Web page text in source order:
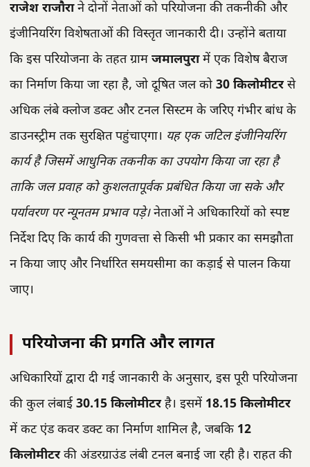
राजेश राजौराने दोनों नेताओं को परियोजना की तकनीकी और
इंजीनियरिंग विशेषताओं की विस्तृत जानकारी दी। उन्होंने बताया
कि इस परियोजना के तहत ग्राम जमालपुरामें एक विशेष बैराज
का निर्माण किया जा रहा है, जो दूषित जल को 30 किलोमीटरसे
अधिक लंबे क्लोज डक्ट और टनल सिस्टम के जरिए गंभीर बांध के
डाउनस्ट्रीम तक सुरक्षित पहुंचाएगा। यह एक जटिल इंजीनियरिंग
कार्य है जिसमें आधुनिक तकनीक का उपयोग किया जा रहा है
ताकि जल प्रवाह को कुशलतापूर्वक प्रबंधित किया जा सके और
पर्यावरण पर न्यूनतम प्रभाव पड़े।नेताओं ने अधिकारियों को स्पष्ट
निर्देश दिए कि कार्य की गुणवत्ता से किसी भी प्रकार का समझौता
न किया जाए और निर्धारित समयसीमा का कड़ाई से पालन किया
जाए।
परियोजना की प्रगति और लागत
अधिकारियों द्वारा दी गई जानकारी के अनुसार, इस पूरी परियोजना
की कुल लंबाई 30.15 किलोमीटरहै। इसमें 18.15 किलोमीटर
में कट एंड कवर डक्ट का निर्माण शामिल है, जबकि 12
किलोमीटरकी अंडरग्राउंड लंबी टनल बनाई जा रही है। राहत की